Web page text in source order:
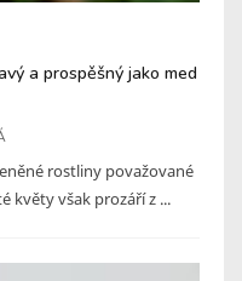
a prospěšný jako med
rostliny považované
květy však prozáří z ...